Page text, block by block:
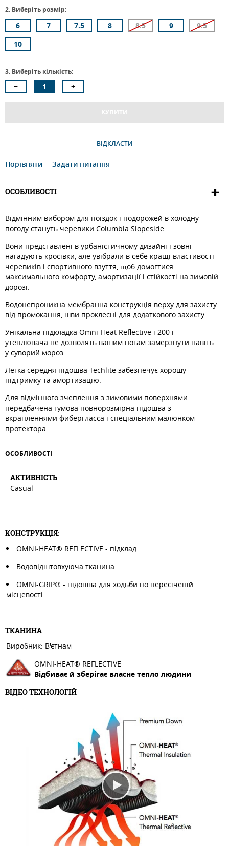
2. Виберіть розмір:
6 7 7.5 8 8.5 9
9.5
10
3. Виберіть кількість:
КУПИТИ
ВІДКЛАСТИ
Порівняти Задати питання
ОСОБЛИВОСТІ
Відмінним вибором для поїздок і подорожей в холодну
погоду стануть черевики Columbia Slopeside.
Вони представлені в урбаністичному дизайні і зовні
нагадують кросівки, але увібрали в себе кращі властивості
черевиків і спортивного взуття, щоб домогтися
максимального комфорту, амортизації і стійкості на зимовій
дорозі.
Водонепроникна мембранна конструкція верху для захисту
від промокання, шви проклеєні для додаткового захисту.
Унікальна підкладка Omni-Heat Reflective і 200 г
утеплювача не дозволять вашим ногам замерзнути навіть
у суворий мороз.
Легка середня підошва Techlite забезпечує хорошу
підтримку та амортизацію.
Для відмінного зчеплення з зимовими поверхнями
передбачена гумова повнорозмірна підошва з
вкрапленнями фибергласса і спеціальним малюнком
протектора.
ОСОБЛИВОСТI
АКТИВНIСТЬ
Casual
КОНСТРУКЦІЯ:
OMNI-HEAT® REFLECTIVE - підклад
Водовідштовхуюча тканина
OMNI-GRIP® - підошва для ходьби по пересіченій
місцевості.
ТКАНИНА:
Виробник: В'єтнам
OMNI-HEAT® REFLECTIVE
Відбиває й зберігає власне тепло людини
ВІДЕО ТЕХНОЛОГІЙ